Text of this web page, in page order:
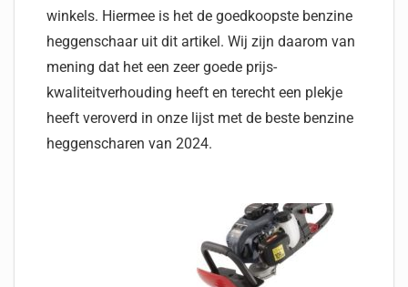
winkels. Hiermee is het de goedkoopste benzine
heggenschaar uit dit artikel. Wij zijn daarom van
mening dat het een zeer goede prijs-
kwaliteitverhouding heeft en terecht een plekje
heeft veroverd in onze lijst met de beste benzine
heggenscharen van 2024.